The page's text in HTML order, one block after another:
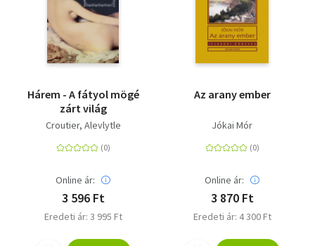
Hárem - A fátyol mögé
zárt világ
Croutier, Alevlytle
Online ár:
3 596 Ft
Eredeti ár: 3 995 Ft
Az arany ember
Jókai Mór
Online ár:
3 870 Ft
Eredeti ár: 4 300 Ft